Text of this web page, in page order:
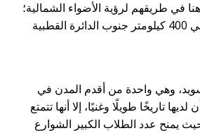
في طريقهم لرؤية الأضواء الشمالية؛
فهي تقع على بعد حوالي 400 كيلومتر جنوب الدائرة القطبية
وهي واحدة من أقدم المدن في
تاريخًا طويلًا وغنيًا، إلا أنها تتمتع
حيث يمنح عدد الطلاب الكبير الشوارع